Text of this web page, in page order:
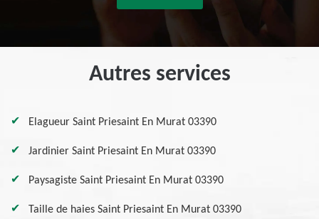
Autres services
Elagueur Saint Priesaint En Murat 03390
Jardinier Saint Priesaint En Murat 03390
Paysagiste Saint Priesaint En Murat 03390
Taille de haies Saint Priesaint En Murat 03390